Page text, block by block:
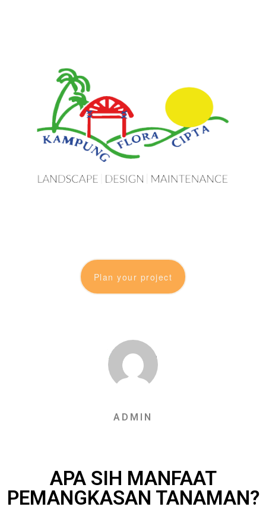
Plan your project
ADMIN
APA SIH MANFAAT
PEMANGKASAN TANAMAN?